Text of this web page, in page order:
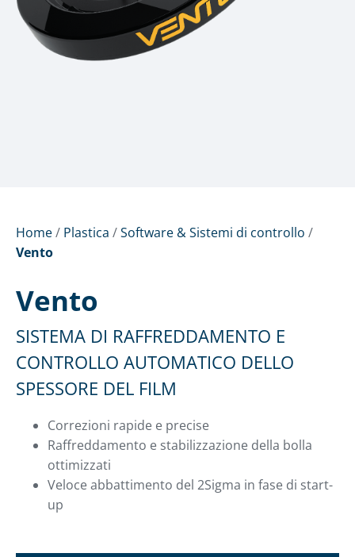
Home/ Plastica /Software & Sistemi di controllo /
Vento
Vento
SISTEMA DI RAFFREDDAMENTO E
CONTROLLO AUTOMATICO DELLO
SPESSORE DEL FILM
Correzioni rapide e precise
Raffreddamento e stabilizzazione della bolla
ottimizzati
Veloce abbattimento del 2Sigma in fase di start-
up